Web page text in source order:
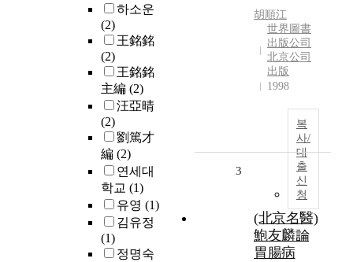
하소운
(2)
王銘銘
(2)
王銘銘
主編 (2)
汪亞晴
(2)
劉篤才
編 (2)
연세대
학교 (1)
유영 (1)
김유정
(1)
정명숙
胡順江
世界圖書
出版公司
北京公司
出版
1998
복
사/
대
출
신
청
3
(北京名醫)
鮑友麟論
胃腸病